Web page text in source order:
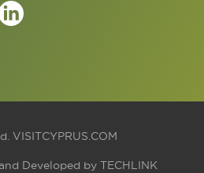
VISITCYPRUS.COM
Developed by TECHLINK